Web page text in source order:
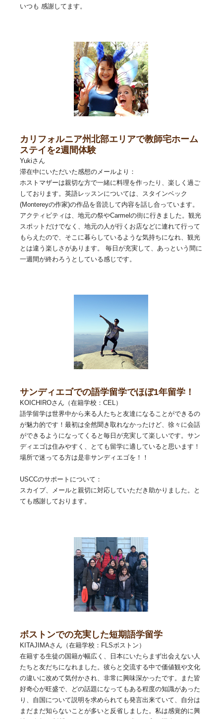
いつも 感謝してます。
カリフォルニア州北部エリアで教師宅ホーム
ステイを2週間体験
Yukiさん
滞在中にいただいた感想のメールより：
ホストマザーは親切な方で一緒に料理を作ったり、楽しく過ご
しております。英語レッスンについては、スタインベック
(Montereyの作家)の作品を音読して内容を話し合っています。
アクティビティは、地元の祭やCarmelの街に行きました。観光
スポットだけでなく、地元の人が行くお店などに連れて行って
もらえたので、そこに暮らしているような気持ちになれ、観光
とは違う楽しさがあります。 毎日が充実して、あっという間に
一週間が終わろうとしている感じです。
サンディエゴでの語学留学でほぼ1年留学！
KOICHIROさん（在籍学校：CEL）
語学留学は世界中から来る人たちと友達になることができるの
が魅力的です！最初は全然聞き取れなかったけど、徐々に会話
ができるようになってくると毎日が充実して楽しいです。サン
ディエゴは住みやすく、とても留学に適していると思います！
場所で迷ってる方は是非サンディエゴを！！
USCCのサポートについて：
スカイプ、メールと親切に対応していただき助かりました。と
ても感謝しております。
ボストンでの充実した短期語学留学
KITAJIMAさん（在籍学校：FLSボストン）
在籍する生徒の国籍が幅広く、日本にいたらまず出会えない人
たちと友だちになれました。彼らと交流する中で価値観や文化
の違いに改めて気付かされ、非常に興味深かったです。また皆
好奇心が旺盛で、どの話題になってもある程度の知識があった
り、自国について説明を求められても発言出来ていて、自分は
まだまだ知らないことが多いと反省しました。私は感覚的に興